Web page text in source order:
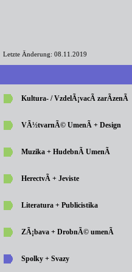
Letzte Änderung: 08.11.2019
Kultura- / VzdelÃ¡vacÃ­ zarÃ­zenÃ­
VÃ½tvarnÃ© UmenÃ­ + Design
Muzika + HudebnÃ­ UmenÃ­
HerectvÃ­ + Jeviste
Literatura + Publicistika
ZÃ¡bava + DrobnÃ© umenÃ­
Spolky + Svazy